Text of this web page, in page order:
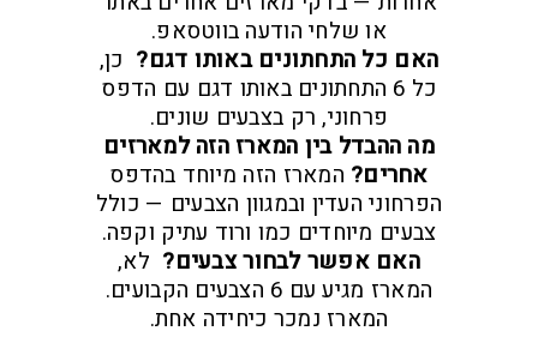
או שלחי הודעה בווטסאפ.
האם כל התחתונים באותו דגם? כן,
כל 6 התחתונים באותו דגם עם הדפס
פרחוני, רק בצבעים שונים.
מה ההבדל בין המארז הזה למארזים
אחרים? המארז הזה מיוחד בהדפס
הפרחוני העדין ובמגוון הצבעים — כולל
צבעים מיוחדים כמו ורוד עתיק וקפה.
האם אפשר לבחור צבעים? לא,
המארז מגיע עם 6 הצבעים הקבועים.
המארז נמכר כיחידה אחת.